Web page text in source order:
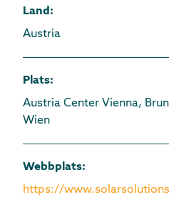
Land :
Austria
Plats:
Austria Center Vienna,
Wien
Webbplats:
https://